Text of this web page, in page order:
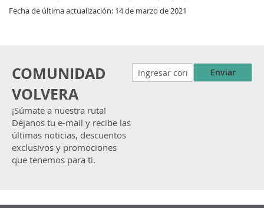
Fecha de última actualización: 14 de marzo de 2021
COMUNIDAD
VOLVERA
¡Súmate a nuestra ruta!
Déjanos tu e-mail y recibe las
últimas noticias, descuentos
exclusivos y promociones
que tenemos para ti.
Enviar